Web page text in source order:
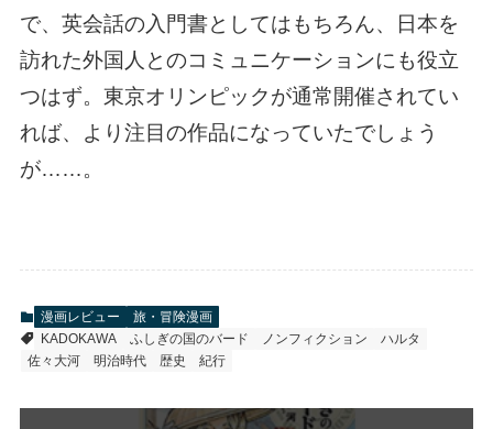
で、英会話の入門書としてはもちろん、日本を
訪れた外国人とのコミュニケーションにも役立
つはず。東京オリンピックが通常開催されてい
れば、より注目の作品になっていたでしょう
が……。
漫画レビュー
旅・冒険漫画
KADOKAWA
ふしぎの国のバード ノンフィクション
ハルタ
佐々大河
明治時代 歴史 紀行